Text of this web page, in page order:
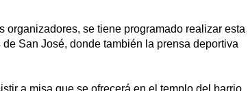
se tiene programado realizar esta
San José, donde también la prensa deportiva